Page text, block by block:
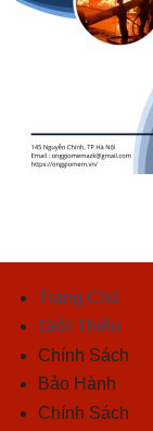
Trang Chủ
Giới Thiệu
Chính Sách
Bảo Hành
Chính Sách